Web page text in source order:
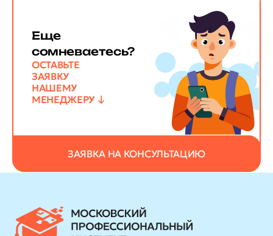
Еще
сомневаетесь?
ОСТАВЬТЕ
ЗАЯВКУ
НАШЕМУ
МЕНЕДЖЕРУ
ЗАЯВКА НА КОНСУЛЬТАЦИЮ